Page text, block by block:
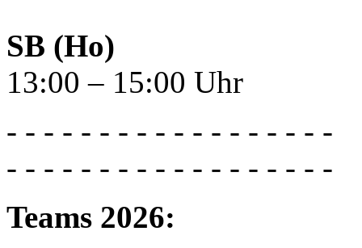
SB (Ho)
13:00 – 15:00 Uhr
- - - - - - - - - - - - - - - - - -
- - - - - - - - - - - - - - - - - -
Teams 2026: